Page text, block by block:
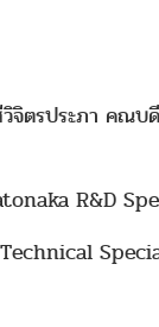
จิตรประภา คณบ
R&D